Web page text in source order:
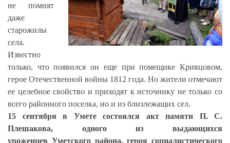
не помнят
даже
старожилы
села.
Известно
только, что появился он еще при помещике Кривцовом,
герое Отечественной войны 1812 года. Но жители отмечают
ее целебное свойство и приходят к источнику не только со
всего районного поселка, но и из близлежащих сел.
15 сентября в Умете состоялся акт памяти П. С.
Плешакова, одного из выдающихся
уроженцев Уметского района, героя социалистического